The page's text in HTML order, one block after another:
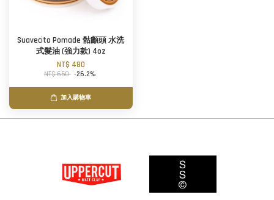
Suavecito Pomade 骷顱頭 水洗
式髮油 (強力款) 4oz
NT$ 480
NT$ 650 -26.2%
加入購物車